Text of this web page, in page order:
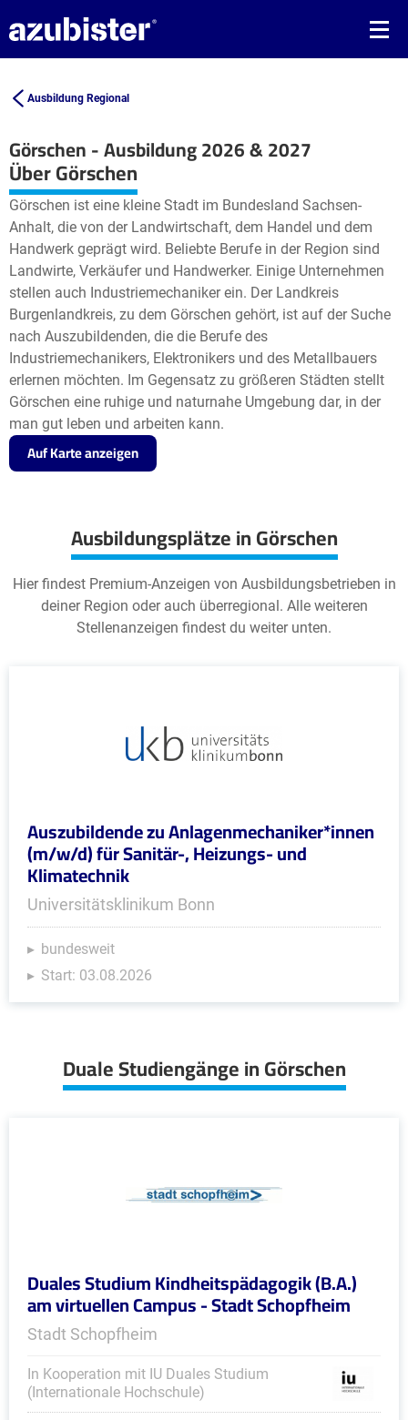
Ausbildung Regional
Görschen - Ausbildung 2026 & 2027
+
−
Leaflet | © OpenStreetMap2
Über Görschen
Görschen ist eine kleine Stadt im Bundesland Sachsen-
Anhalt, die von der Landwirtschaft, dem Handel und dem
Handwerk geprägt wird. Beliebte Berufe in der Region sind
Landwirte, Verkäufer und Handwerker. Einige Unternehmen
stellen auch Industriemechaniker ein. Der Landkreis
Burgenlandkreis, zu dem Görschen gehört, ist auf der Suche
nach Auszubildenden, die die Berufe des
Industriemechanikers, Elektronikers und des Metallbauers
erlernen möchten. Im Gegensatz zu größeren Städten stellt
Görschen eine ruhige und naturnahe Umgebung dar, in der
man gut leben und arbeiten kann.
Auf Karte anzeigen
Ausbildungsplätze in Görschen
Hier findest Premium-Anzeigen von Ausbildungsbetrieben in
deiner Region oder auch überregional. Alle weiteren
Stellenanzeigen findest du weiter unten.
Auszubildende zu Anlagenmechaniker*innen
(m/w/d) für Sanitär-, Heizungs- und
Klimatechnik
Universitätsklinikum Bonn
bundesweit
Start: 03.08.2026
Duale Studiengänge in Görschen
Duales Studium Kindheitspädagogik (B.A.)
am virtuellen Campus - Stadt Schopfheim
Stadt Schopfheim
In Kooperation mit IU Duales Studium
(Internationale Hochschule)